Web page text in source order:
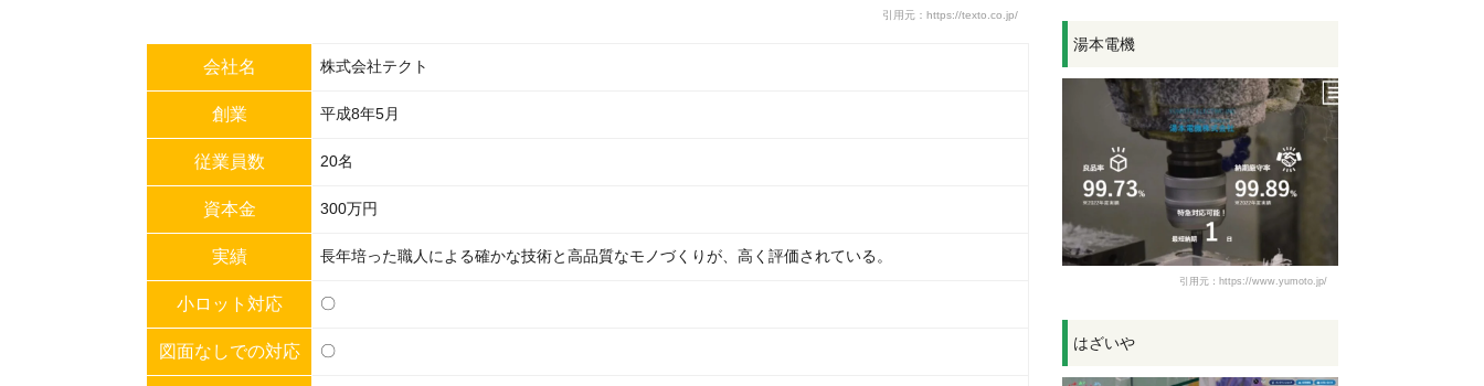
引用元：https://texto.co.jp/
会社名 株式会社テクト
創業 平成8年5月
従業員数 20名
資本金 300万円
実績 長年培った職人による確かな技術と高品質なモノづくりが、高く評価されている。
小ロット対応 〇
図面なしでの対応 〇
湯本電機
引用元：https://www.yumoto.jp/
はざいや